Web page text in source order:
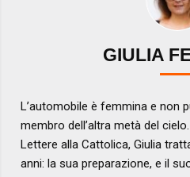
GIULIA
L’automobile è femmina e non
membro dell’altra metà del
Lettere alla Cattolica, Giulia
anni: la sua preparazione, e il